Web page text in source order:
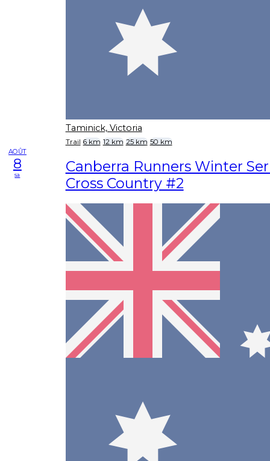
Taminick, Victoria
Trail 6 km 12 km 25 km 50 km
AOÛT
8
sa
Canberra Runners Winter
Cross Country #2